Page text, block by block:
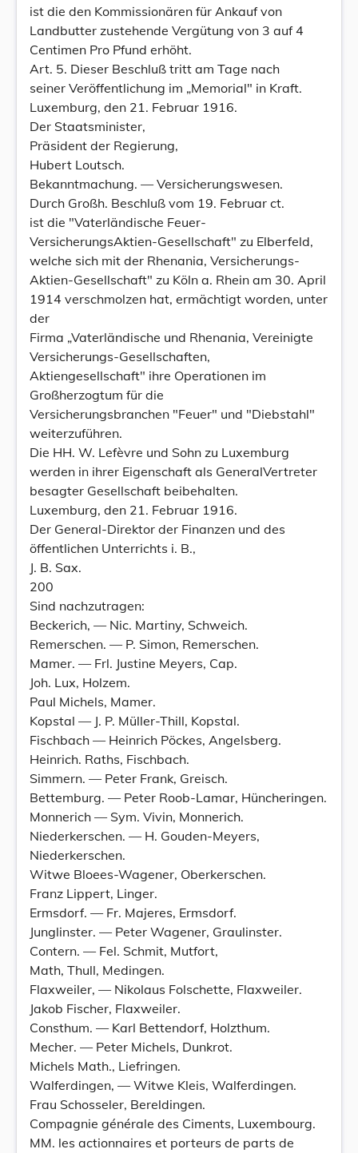
ist die den Kommissionären für Ankauf von
Landbutter zustehende Vergütung von 3 auf 4
Centimen Pro Pfund erhöht.
Art. 5. Dieser Beschluß tritt am Tage nach
seiner Veröffentlichung im „Memorial" in Kraft.
Luxemburg, den 21. Februar 1916.
Der Staatsminister,
Präsident der Regierung,
Hubert Loutsch.
Bekanntmachung. — Versicherungswesen.
Durch Großh. Beschluß vom 19. Februar ct.
ist die "Vaterländische Feuer-
VersicherungsAktien-Gesellschaft" zu Elberfeld,
welche sich mit der Rhenania, Versicherungs-
Aktien-Gesellschaft" zu Köln a. Rhein am 30. April
1914 verschmolzen hat, ermächtigt worden, unter
der
Firma „Vaterländische und Rhenania, Vereinigte
Versicherungs-Gesellschaften,
Aktiengesellschaft" ihre Operationen im
Großherzogtum für die
Versicherungsbranchen "Feuer" und "Diebstahl"
weiterzuführen.
Die HH. W. Lefèvre und Sohn zu Luxemburg
werden in ihrer Eigenschaft als GeneralVertreter
besagter Gesellschaft beibehalten.
Luxemburg, den 21. Februar 1916.
Der General-Direktor der Finanzen und des
öffentlichen Unterrichts i. B.,
J. B. Sax.
200
Sind nachzutragen:
Beckerich, — Nic. Martiny, Schweich.
Remerschen. — P. Simon, Remerschen.
Mamer. — Frl. Justine Meyers, Cap.
Joh. Lux, Holzem.
Paul Michels, Mamer.
Kopstal — J. P. Müller-Thill, Kopstal.
Fischbach — Heinrich Pöckes, Angelsberg.
Heinrich. Raths, Fischbach.
Simmern. — Peter Frank, Greisch.
Bettemburg. — Peter Roob-Lamar, Hüncheringen.
Monnerich — Sym. Vivin, Monnerich.
Niederkerschen. — H. Gouden-Meyers,
Niederkerschen.
Witwe Bloees-Wagener, Oberkerschen.
Franz Lippert, Linger.
Ermsdorf. — Fr. Majeres, Ermsdorf.
Junglinster. — Peter Wagener, Graulinster.
Contern. — Fel. Schmit, Mutfort,
Math, Thull, Medingen.
Flaxweiler, — Nikolaus Folschette, Flaxweiler.
Jakob Fischer, Flaxweiler.
Consthum. — Karl Bettendorf, Holzthum.
Mecher. — Peter Michels, Dunkrot.
Michels Math., Liefringen.
Walferdingen, — Witwe Kleis, Walferdingen.
Frau Schosseler, Bereldingen.
Compagnie générale des Ciments, Luxembourg.
MM. les actionnaires et porteurs de parts de